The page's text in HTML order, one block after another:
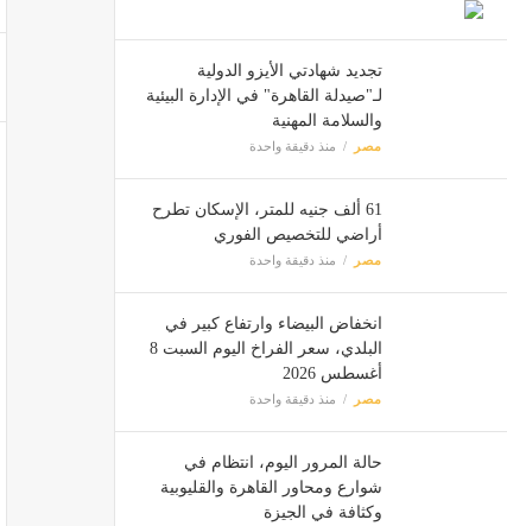
تجديد شهادتي الأيزو الدولية
لـ"صيدلة القاهرة" في الإدارة البيئية
والسلامة المهنية
مصر منذ دقيقة واحدة
61 ألف جنيه للمتر، الإسكان تطرح
أراضي للتخصيص الفوري
مصر منذ دقيقة واحدة
انخفاض البيضاء وارتفاع كبير في
البلدي، سعر الفراخ اليوم السبت 8
أغسطس 2026
مصر منذ دقيقة واحدة
حالة المرور اليوم، انتظام في
شوارع ومحاور القاهرة والقليوبية
وكثافة في الجيزة